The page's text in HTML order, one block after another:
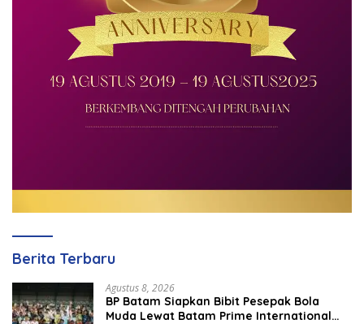
Berita Terbaru
Agustus 8, 2026
BP Batam Siapkan Bibit Pesepak Bola
Muda Lewat Batam Prime International